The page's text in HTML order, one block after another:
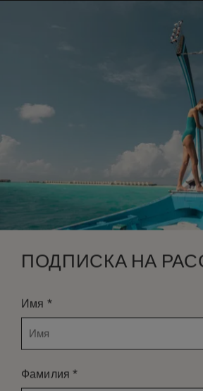
to
and make your visit easier and
ПОДПИСКА НА
Имя *
Фамилия*